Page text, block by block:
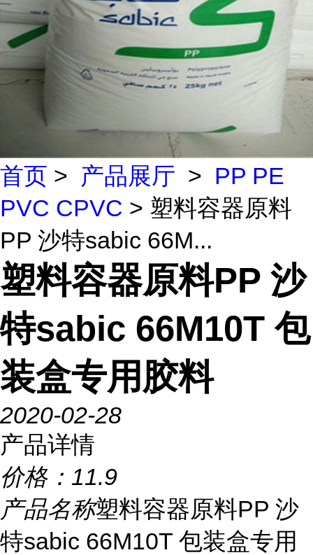
首页 > 产品展厅 > PP PE
PVC CPVC > 塑料容器原料
PP 沙特sabic 66M...
塑料容器原料PP 沙
特sabic 66M10T 包
装盒专用胶料
2020-02-28
产品详情
价格： 11.9
产品名称塑料容器原料PP 沙
特sabic 66M10T 包装盒专用